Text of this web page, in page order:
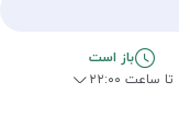
باز است
تا ساعت ۲۲:۰۰